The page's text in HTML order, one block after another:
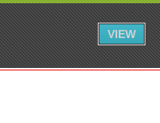
VIEW